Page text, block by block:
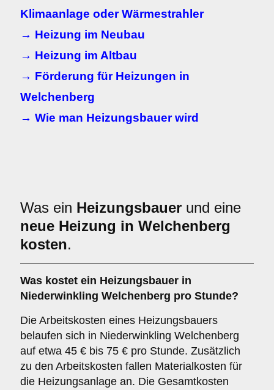
Klimaanlage oder Wärmestrahler
→ Heizung im Neubau
→ Heizung im Altbau
→ Förderung für Heizungen in
Welchenberg
→ Wie man Heizungsbauer wird
Was ein Heizungsbauer und eine
neue Heizung in Welchenberg
kosten.
Was kostet ein Heizungsbauer in
Niederwinkling Welchenberg pro Stunde?
Die Arbeitskosten eines Heizungsbauers
belaufen sich in Niederwinkling Welchenberg
auf etwa 45 € bis 75 € pro Stunde. Zusätzlich
zu den Arbeitskosten fallen Materialkosten für
die Heizungsanlage an. Die Gesamtkosten